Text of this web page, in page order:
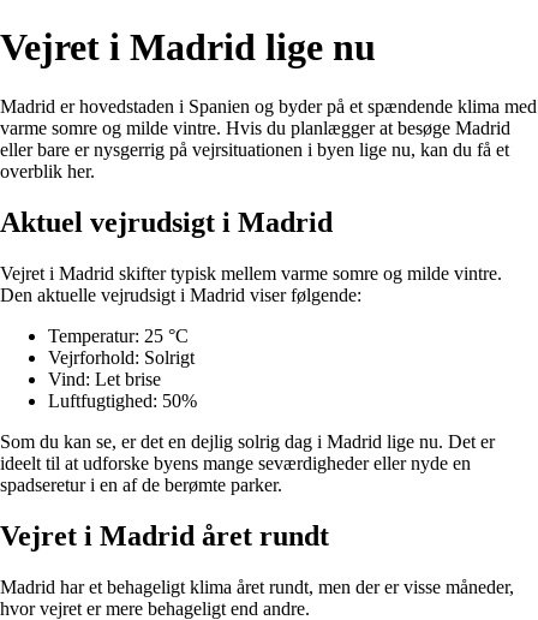
Vejret i Madrid lige nu
Madrid er hovedstaden i Spanien og byder på et spændende klima med
varme somre og milde vintre. Hvis du planlægger at besøge Madrid
eller bare er nysgerrig på vejrsituationen i byen lige nu, kan du få et
overblik her.
Aktuel vejrudsigt i Madrid
Vejret i Madrid skifter typisk mellem varme somre og milde vintre.
Den aktuelle vejrudsigt i Madrid viser følgende:
Temperatur: 25 °C
Vejrforhold: Solrigt
Vind: Let brise
Luftfugtighed: 50%
Som du kan se, er det en dejlig solrig dag i Madrid lige nu. Det er
ideelt til at udforske byens mange seværdigheder eller nyde en
spadseretur i en af de berømte parker.
Vejret i Madrid året rundt
Madrid har et behageligt klima året rundt, men der er visse måneder,
hvor vejret er mere behageligt end andre.